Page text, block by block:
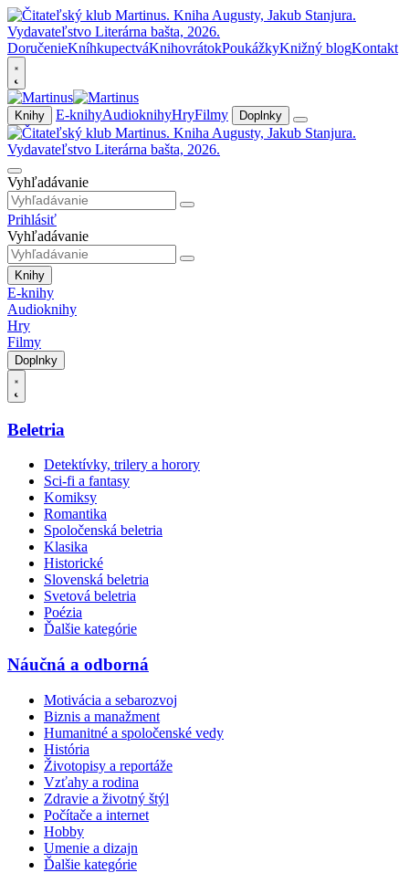
DoručenieKníhkupectváKnihovrátokPoukážkyKnižný blogKontakt
Knihy E-knihyAudioknihyHryFilmy Doplnky
Vyhľadávanie
Prihlásiť
Vyhľadávanie
Knihy
E-knihy
Audioknihy
Hry
Filmy
Doplnky
Beletria
Detektívky, trilery a horory
Sci-fi a fantasy
Komiksy
Romantika
Spoločenská beletria
Klasika
Historické
Slovenská beletria
Svetová beletria
Poézia
Ďalšie kategórie
Náučná a odborná
Motivácia a sebarozvoj
Biznis a manažment
Humanitné a spoločenské vedy
História
Životopisy a reportáže
Vzťahy a rodina
Zdravie a životný štýl
Počítače a internet
Hobby
Umenie a dizajn
Ďalšie kategórie